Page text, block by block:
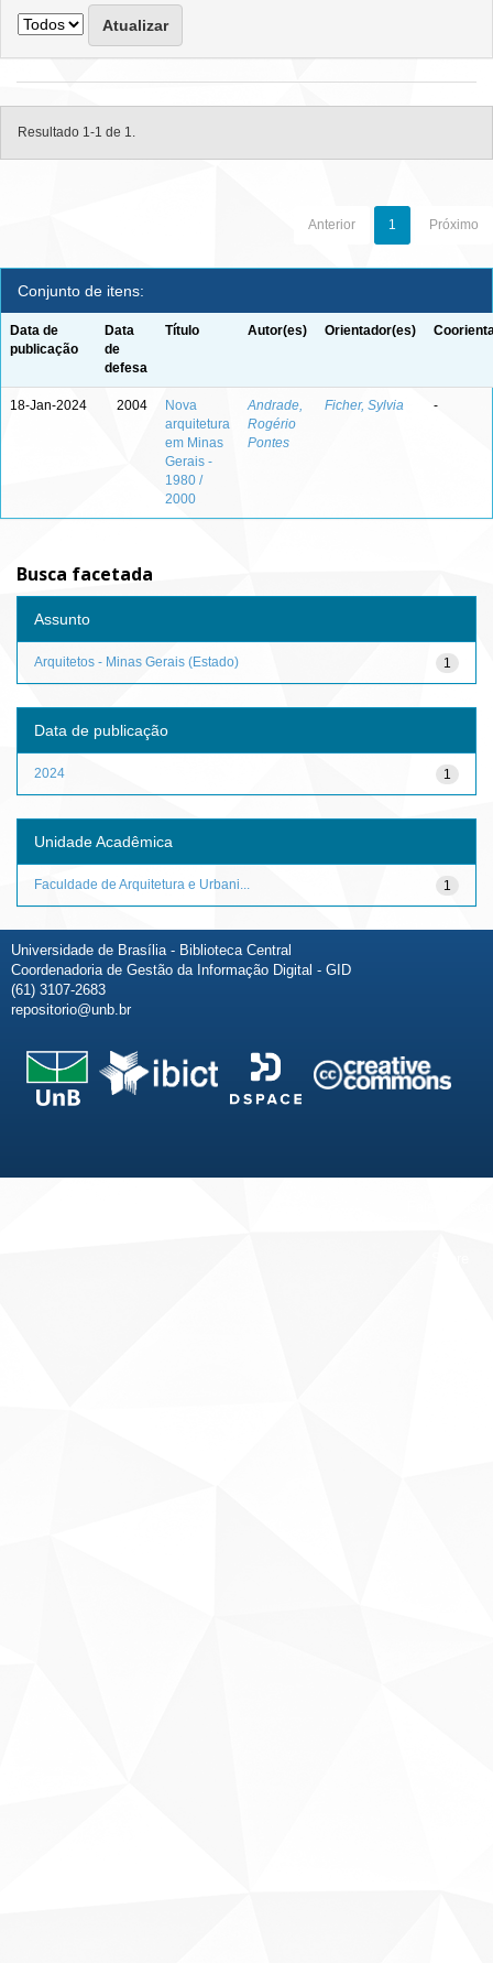
Resultado 1-1 de 1.
Anterior 1 Próximo
Conjunto de itens:
Data de
publicação
Data
de
defesa
Título Autor(es) Orientador(es)
18-Jan-2024 2004
Nova
arquitetura
em Minas
Gerais -
1980 /
2000
Andrade,
Rogério
Pontes
Ficher, Sylvia -
Busca facetada
Assunto
1
Arquitetos - Minas Gerais (Estado)
Data de publicação
1
2024
Unidade Acadêmica
1
Faculdade de Arquitetura e Urbani...
Universidade de Brasília - Biblioteca Central
Coordenadoria de Gestão da Informação Digital - GID
(61) 3107-2683
repositorio@unb.br